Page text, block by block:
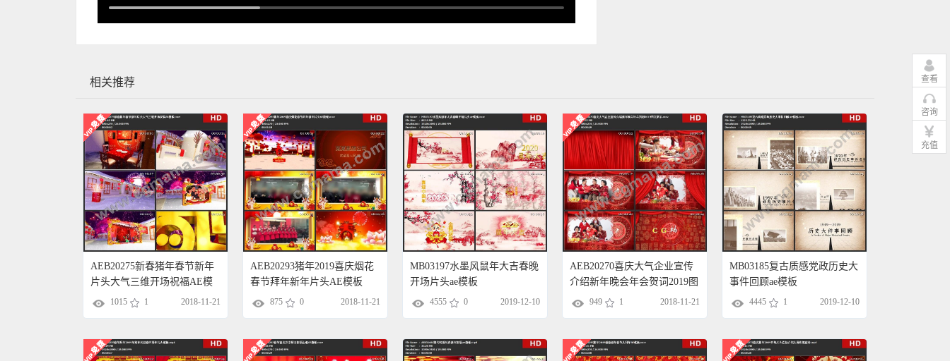
相关推荐
AEB20275新春猪年春节新年
片头大气三维开场祝福AE模
板
1015 1 2018-11-21
AEB20293猪年2019喜庆烟花
春节拜年新年片头AE模板
875 0 2018-11-21
MB03197水墨风鼠年大吉春晚
开场片头ae模板
4555 0 2019-12-10
AEB20270喜庆大气企业宣传
介绍新年晚会年会贺词2019图
文展示
949 1 2018-11-21
MB03185复古质感党政历史大
事件回顾ae模板
4445 1 2019-12-10
查看
咨询
充值